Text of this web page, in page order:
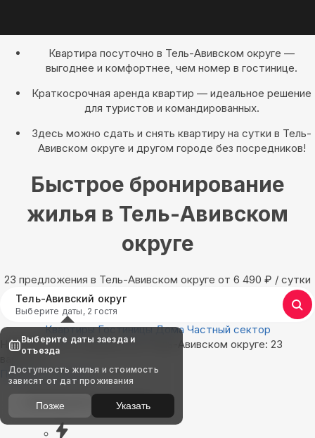
Квартира посуточно в Тель-Авивском округе —
выгоднее и комфортнее, чем номер в гостинице.
Краткосрочная аренда квартир — идеальное решение
для туристов и командированных.
Здесь можно сдать и снять квартиру на сутки в Тель-
Авивском округе и другом городе без посредников!
Быстрое бронирование
жилья в Тель-Авивском
округе
23 предложения в Тель-Авивском округе oт 6 490 ₽ / сутки
Тель-Авивский округ
Выберите даты, 2 гостя
Квартиры Гостиницы Дома Частный сектор
Найдём, где остановиться в Тель-Авивском округе: 23
Показать на карте
Выбирайте лучшее
Выберите даты заезда и
отъезда
Доступность жилья и стоимость
зависят от дат проживания
Позже Указать